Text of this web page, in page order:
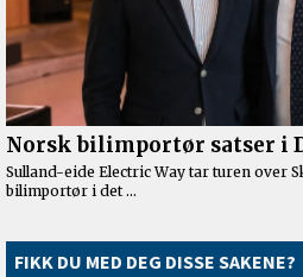
FIKK DU MED DEG DISSE SAKENE?